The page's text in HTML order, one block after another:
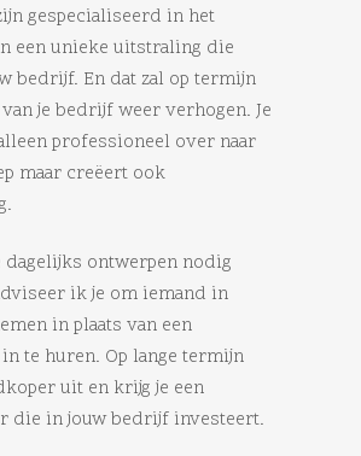
gespecialiseerd in het
een unieke uitstraling die
bedrijf. En dat zal op termijn
je bedrijf weer verhogen. Je
professioneel over naar
maar creëert ook
dagelijks ontwerpen nodig
ik je om iemand in
in plaats van een
te huren. Op lange termijn
uit en krijg je een
die in jouw bedrijf investeert.